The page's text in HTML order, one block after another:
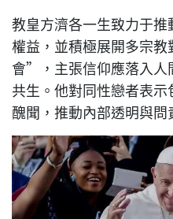
教皇方濟各一生致力于
權益，並積極展開多宗
會”，主張信仰應落入人
共生。他對同性戀者表
醜聞，推動內部透明與問